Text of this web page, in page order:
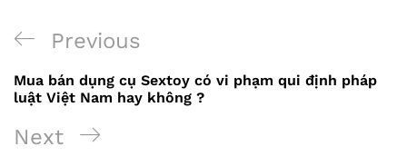
hướng
bài
Previous
Post
Previous
Mua bán dụng cụ Sextoy có vi phạm qui định pháp
luật Việt Nam hay không ?
Next
Next